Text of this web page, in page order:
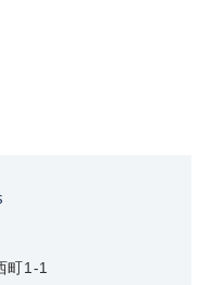
町1-1